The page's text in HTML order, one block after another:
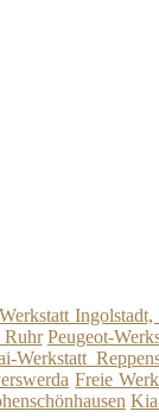
Ruhr Peugeot-
Werkstatt
Freie